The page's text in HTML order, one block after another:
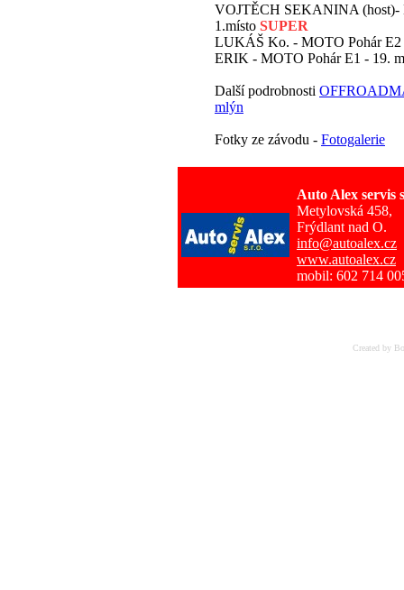
VOJTĚCH SEKANINA (host)-
1.místo SUPER
LUKÁŠ Ko. - MOTO Pohár E2
ERIK - MOTO Pohár E1 - 19.
Další podrobnosti
mlýn
Fotky ze závodu - Fotogalerie
Auto Alex servis
Metylovská 458,
Frýdlant nad O.
info@autoalex.cz
www.autoalex.cz
mobil: 602 714
Created by